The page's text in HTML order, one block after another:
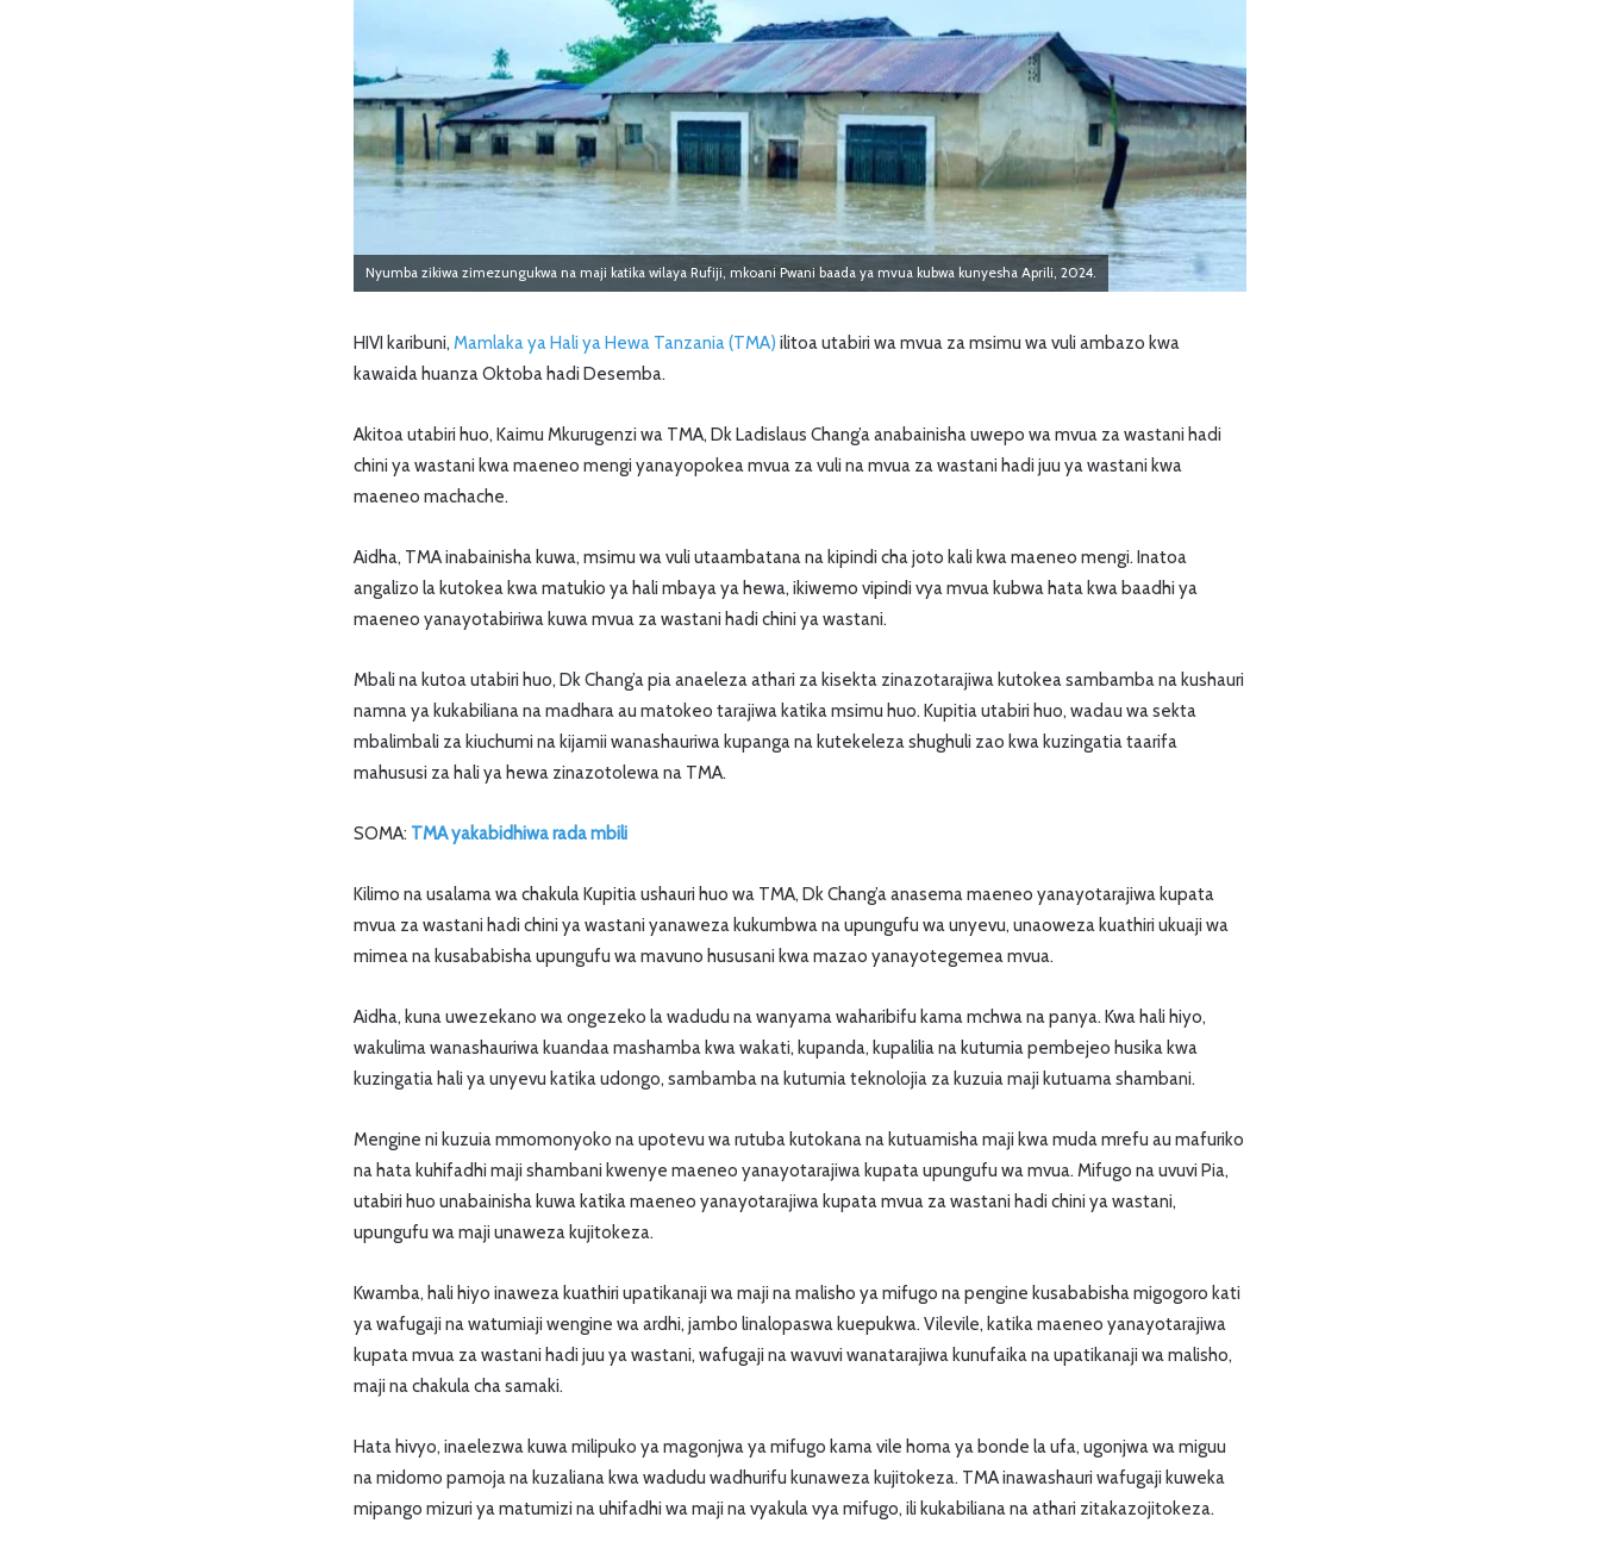
Nyumba zikiwa zimezungukwa na maji katika wilaya Rufiji, mkoani Pwani baada ya mvua kubwa kunyesha Aprili, 2024.
HIVI karibuni, Mamlaka ya Hali ya Hewa Tanzania (TMA) ilitoa utabiri wa mvua za msimu wa vuli ambazo kwa
kawaida huanza Oktoba hadi Desemba.
Akitoa utabiri huo, Kaimu Mkurugenzi wa TMA, Dk Ladislaus Chang’a anabainisha uwepo wa mvua za wastani hadi
chini ya wastani kwa maeneo mengi yanayopokea mvua za vuli na mvua za wastani hadi juu ya wastani kwa
maeneo machache.
Aidha, TMA inabainisha kuwa, msimu wa vuli utaambatana na kipindi cha joto kali kwa maeneo mengi. Inatoa
angalizo la kutokea kwa matukio ya hali mbaya ya hewa, ikiwemo vipindi vya mvua kubwa hata kwa baadhi ya
maeneo yanayotabiriwa kuwa mvua za wastani hadi chini ya wastani.
Mbali na kutoa utabiri huo, Dk Chang’a pia anaeleza athari za kisekta zinazotarajiwa kutokea sambamba na kushauri
namna ya kukabiliana na madhara au matokeo tarajiwa katika msimu huo. Kupitia utabiri huo, wadau wa sekta
mbalimbali za kiuchumi na kijamii wanashauriwa kupanga na kutekeleza shughuli zao kwa kuzingatia taarifa
mahususi za hali ya hewa zinazotolewa na TMA.
SOMA: TMA yakabidhiwa rada mbili
Kilimo na usalama wa chakula Kupitia ushauri huo wa TMA, Dk Chang’a anasema maeneo yanayotarajiwa kupata
mvua za wastani hadi chini ya wastani yanaweza kukumbwa na upungufu wa unyevu, unaoweza kuathiri ukuaji wa
mimea na kusababisha upungufu wa mavuno hususani kwa mazao yanayotegemea mvua.
Aidha, kuna uwezekano wa ongezeko la wadudu na wanyama waharibifu kama mchwa na panya. Kwa hali hiyo,
wakulima wanashauriwa kuandaa mashamba kwa wakati, kupanda, kupalilia na kutumia pembejeo husika kwa
kuzingatia hali ya unyevu katika udongo, sambamba na kutumia teknolojia za kuzuia maji kutuama shambani.
Mengine ni kuzuia mmomonyoko na upotevu wa rutuba kutokana na kutuamisha maji kwa muda mrefu au mafuriko
na hata kuhifadhi maji shambani kwenye maeneo yanayotarajiwa kupata upungufu wa mvua. Mifugo na uvuvi Pia,
utabiri huo unabainisha kuwa katika maeneo yanayotarajiwa kupata mvua za wastani hadi chini ya wastani,
upungufu wa maji unaweza kujitokeza.
Kwamba, hali hiyo inaweza kuathiri upatikanaji wa maji na malisho ya mifugo na pengine kusababisha migogoro kati
ya wafugaji na watumiaji wengine wa ardhi, jambo linalopaswa kuepukwa. Vilevile, katika maeneo yanayotarajiwa
kupata mvua za wastani hadi juu ya wastani, wafugaji na wavuvi wanatarajiwa kunufaika na upatikanaji wa malisho,
maji na chakula cha samaki.
Hata hivyo, inaelezwa kuwa milipuko ya magonjwa ya mifugo kama vile homa ya bonde la ufa, ugonjwa wa miguu
na midomo pamoja na kuzaliana kwa wadudu wadhurifu kunaweza kujitokeza. TMA inawashauri wafugaji kuweka
mipango mizuri ya matumizi na uhifadhi wa maji na vyakula vya mifugo, ili kukabiliana na athari zitakazojitokeza.